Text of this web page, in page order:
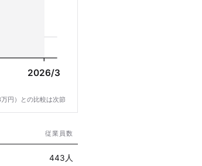
2026/3
円）との比較は次節
従業員数
443人